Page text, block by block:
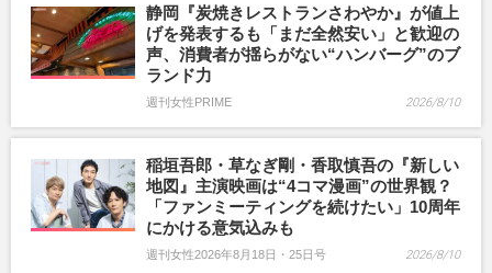
静岡『炭焼きレストランさわやか』が値上
げを発表するも「まだ全然安い」と歓迎の
声、消費者が揺らがない“ハンバーグ”のブ
ランド力
週刊女性PRIME 2026/8/10
稲垣吾郎・草なぎ剛・香取慎吾の『新しい
地図』主演映画は“4コマ漫画”の世界観？
「ファンミーティングを続けたい」10周年
にかける意気込みも
週刊女性2026年8月18日・25日号 2026/8/10